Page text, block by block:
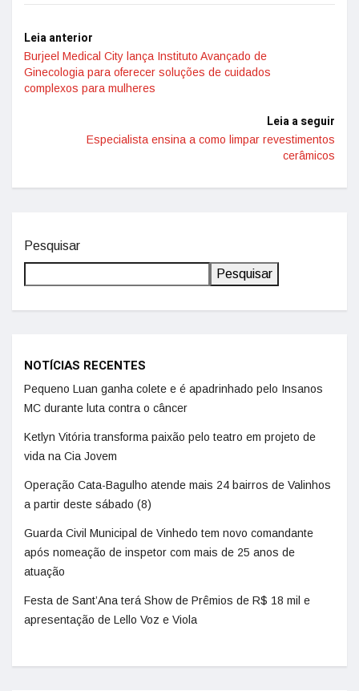
Leia anterior
Burjeel Medical City lança Instituto Avançado de
Ginecologia para oferecer soluções de cuidados
complexos para mulheres
Leia a seguir
Especialista ensina a como limpar revestimentos
cerâmicos
Pesquisar
Pesquisar
NOTÍCIAS RECENTES
Pequeno Luan ganha colete e é apadrinhado pelo Insanos
MC durante luta contra o câncer
Ketlyn Vitória transforma paixão pelo teatro em projeto de
vida na Cia Jovem
Operação Cata-Bagulho atende mais 24 bairros de Valinhos
a partir deste sábado (8)
Guarda Civil Municipal de Vinhedo tem novo comandante
após nomeação de inspetor com mais de 25 anos de
atuação
Festa de Sant’Ana terá Show de Prêmios de R$ 18 mil e
apresentação de Lello Voz e Viola